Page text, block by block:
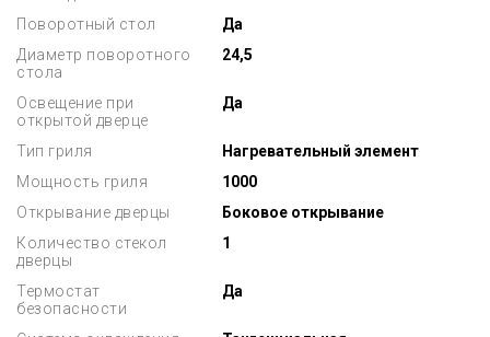
Поворотный стол
Да
Диаметр поворотного
стола
24,5
Освещение при
открытой дверце
Да
Тип гриля
Нагревательный элемент
Мощность гриля
1000
Открывание дверцы
Боковое открывание
Количество стекол
дверцы
1
Термостат
безопасности
Да